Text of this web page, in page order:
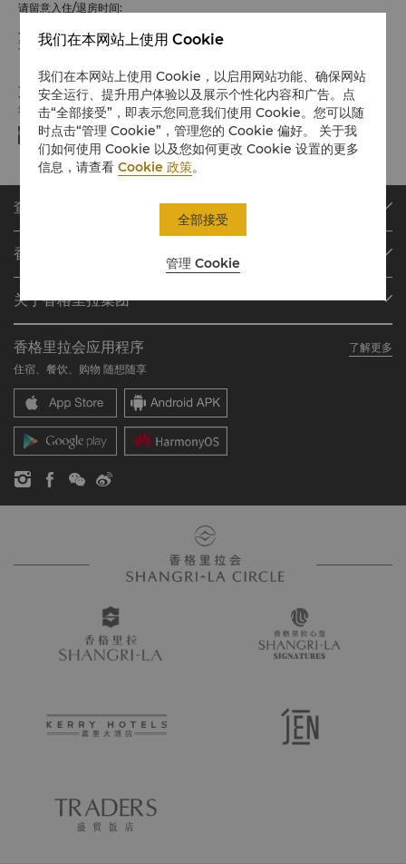
请留意入住/退房时间:
退房：12:00
支付方式
我们接受指定平台的在线支付方式:
查找或预订
查找预订
餐厅与酒吧
香格里拉会
加入香格里拉会
常见问题
联络我们
关于香格里拉集团
我们的酒店品牌
香格里拉中心
香格里拉公寓
联系方式
职业发展
企业社会责任
新闻稿
香格里拉会应用程序
了解更多
住宿、餐饮、购物 随想随享
我们在本网站上使用 Cookie
我们在本网站上使用 Cookie，以启用网站功能、确保网站
安全运行、提升用户体验以及展示个性化内容和广告。点
击“全部接受”，即表示您同意我们使用 Cookie。您可以随
时点击“管理 Cookie”，管理您的 Cookie 偏好。 关于我
们如何使用 Cookie 以及您如何更改 Cookie 设置的更多
信息，请查看Cookie 政策。
管理 Cookie
全部接受